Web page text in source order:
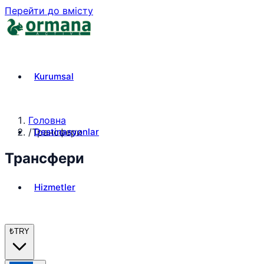
Перейти до вмісту
Kurumsal
Destinasyonlar
Hizmetler
₺TRY
Головна
/Трансфери
Трансфери